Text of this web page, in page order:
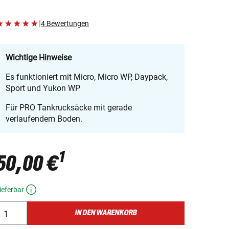
|4 Bewertungen
Wichtige Hinweise
Es funktioniert mit Micro, Micro WP, Daypack,
Sport und Yukon WP
Für PRO Tankrucksäcke mit gerade
verlaufendem Boden.
€1
IN DEN WARENKORB